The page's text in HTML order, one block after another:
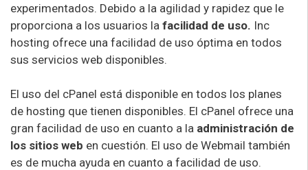
experimentados. Debido a la agilidad y rapidez que le
proporciona a los usuarios la facilidad de uso. Inc
hosting ofrece una facilidad de uso óptima en todos
sus servicios web disponibles.
El uso del cPanel está disponible en todos los planes
de hosting que tienen disponibles. El cPanel ofrece una
gran facilidad de uso en cuanto a la administración de
los sitios web en cuestión. El uso de Webmail también
es de mucha ayuda en cuanto a facilidad de uso.